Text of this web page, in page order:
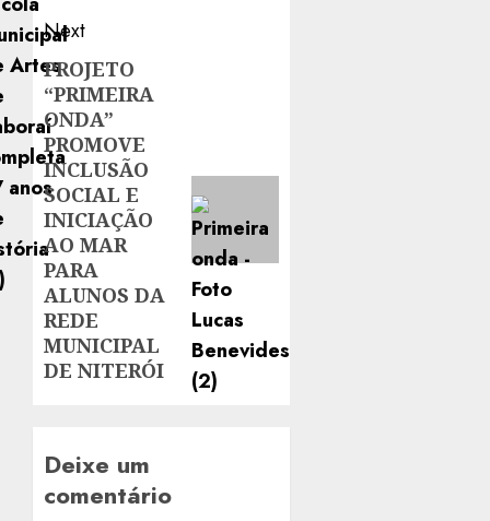
Next
Next
post:
PROJETO
“PRIMEIRA
ONDA”
PROMOVE
INCLUSÃO
SOCIAL E
INICIAÇÃO
AO MAR
PARA
ALUNOS DA
REDE
MUNICIPAL
DE NITERÓI
Deixe um
comentário